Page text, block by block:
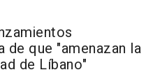
de que "amenazan la
de Líbano"